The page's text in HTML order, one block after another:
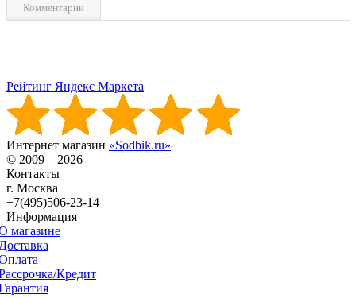
Комментарии
Рейтинг Яндекс Маркета
Интернет магазин «Sodbik.ru»
© 2009—2026
Контакты
г. Москва
+7(495)506-23-14
Информация
магазине
Кредит